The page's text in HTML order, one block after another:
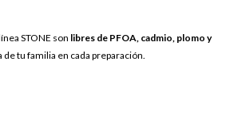
STONE son libres de PFOA, cadmio, plomo y
de tu familia en cada preparación.